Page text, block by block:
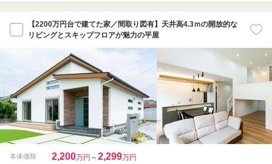
【2200万円台で建てた家／間取り図有】天井高4.3ｍの開放的な
リビングとスキップフロアが魅力の平屋
本体価格 2,200万円 ～2,299万円